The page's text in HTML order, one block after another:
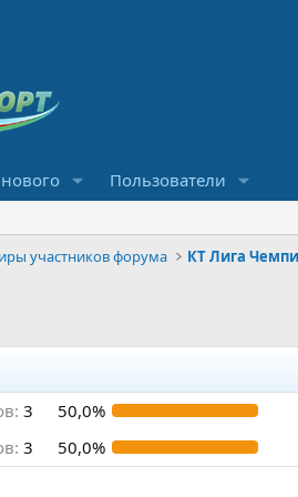
Пользователи
участников форума КТ Лига
3
50,0%
3 50,0%